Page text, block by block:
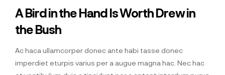
A Bird in the Hand Is Worth Drew in
the Bush
Ac haca ullamcorper donec ante habi tasse donec
imperdiet eturpis varius per a augue magna hac. Nec hac